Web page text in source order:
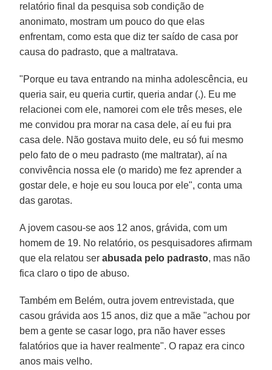
relatório final da pesquisa sob condição de
anonimato, mostram um pouco do que elas
enfrentam, como esta que diz ter saído de casa por
causa do padrasto, que a maltratava.
"Porque eu tava entrando na minha adolescência, eu
queria sair, eu queria curtir, queria andar (.). Eu me
relacionei com ele, namorei com ele três meses, ele
me convidou pra morar na casa dele, aí eu fui pra
casa dele. Não gostava muito dele, eu só fui mesmo
pelo fato de o meu padrasto (me maltratar), aí na
convivência nossa ele (o marido) me fez aprender a
gostar dele, e hoje eu sou louca por ele", conta uma
das garotas.
A jovem casou-se aos 12 anos, grávida, com um
homem de 19. No relatório, os pesquisadores afirmam
que ela relatou serabusada pelo padrasto, mas não
fica claro o tipo de abuso.
Também em Belém, outra jovem entrevistada, que
casou grávida aos 15 anos, diz que a mãe "achou por
bem a gente se casar logo, pra não haver esses
falatórios que ia haver realmente". O rapaz era cinco
anos mais velho.